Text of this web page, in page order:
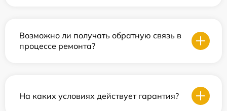
Возможно ли получать обратную связь в
процессе ремонта?
На каких условиях действует гарантия?